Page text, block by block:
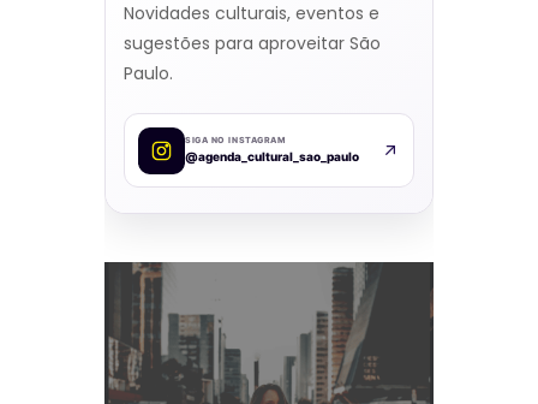
Novidades culturais, eventos e
sugestões para aproveitar São
Paulo.
SIGA NO INSTAGRAM
@agenda_cultural_sao_paulo